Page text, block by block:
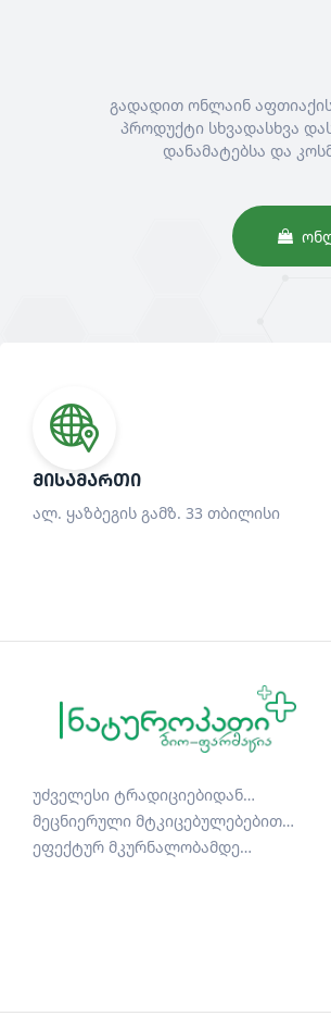
გადადით ონლაინ
პროდუქტი სხვადასხვა
დანამატებსა და
ᲛᲘᲡᲐᲛᲐᲠᲗᲘ
ალ. ყაზბეგის გამზ. 33 თბილისი
უძველესი ტრადიციებიდან…
მეცნიერული მტკიცებულებებით…
ეფექტურ მკურნალობამდე…